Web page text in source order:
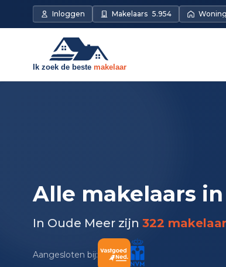
Inloggen Makelaars 5.954
Alle makelaars in
In Oude Meer zijn 322
Aangesloten bij: